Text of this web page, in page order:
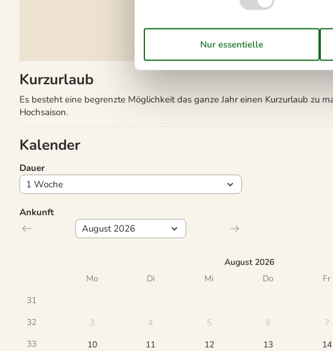
Kurzurlaub
Es besteht eine begrenzte Möglichkeit das ganze Jahr einen Kurzurlaub zu
Hochsaison.
Kalender
Ankunft
August 2026
Mo
Di Mi Do Fr
31
32
3 4 5 6 7
33
10 11 12 13 14
Dauer